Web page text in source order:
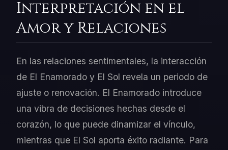
Interpretación en el
Amor y Relaciones
En las relaciones sentimentales, la interacción
de El Enamorado y El Sol revela un periodo de
ajuste o renovación. El Enamorado introduce
una vibra de decisiones hechas desde el
corazón, lo que puede dinamizar el vínculo,
mientras que El Sol aporta éxito radiante. Para